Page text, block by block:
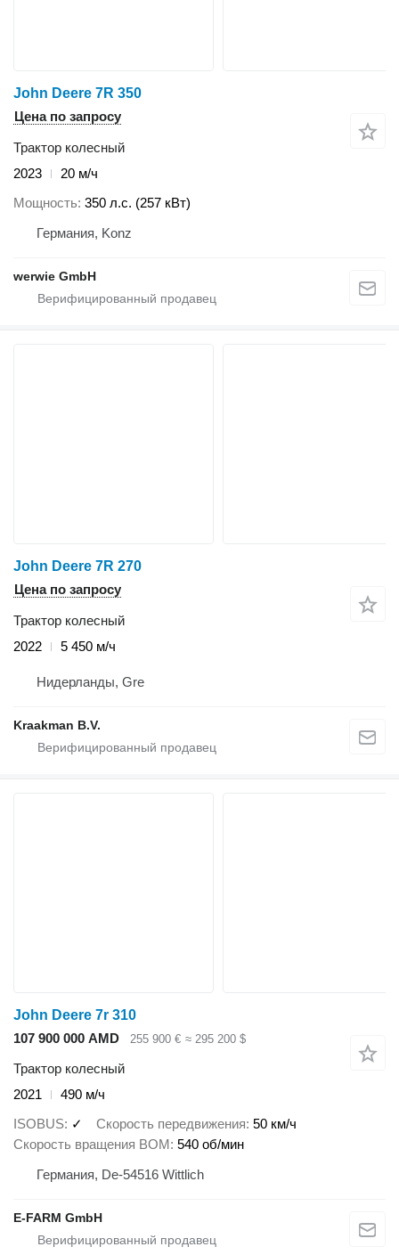
John Deere 7R 350
Цена по запросу
Трактор колесный
2023
20 м/ч
Мощность 350 л.с. (257 кВт)
Германия, Konz
werwie GmbH
John Deere 7R 270
Цена по запросу
Трактор колесный
2022
5 450 м/ч
Нидерланды, Gre
Kraakman B.V.
John Deere 7r 310
107 900 000 AMD
255 900 € ≈ 295 200 $
Трактор колесный
2021
490 м/ч
ISOBUS ✓ Скорость передвижения 50 км/ч
Скорость вращения ВОМ 540 об/мин
Германия, De-54516 Wittlich
E-FARM GmbH